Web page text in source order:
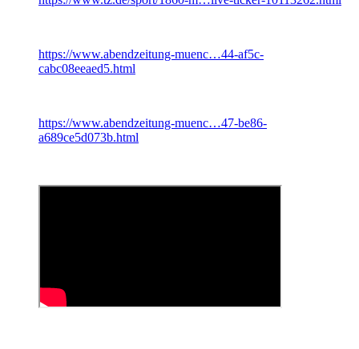
https://www.abendzeitung-muenc…44-af5c-
cabc08eeaed5.html
https://www.abendzeitung-muenc…47-be86-
a689ce5d073b.html